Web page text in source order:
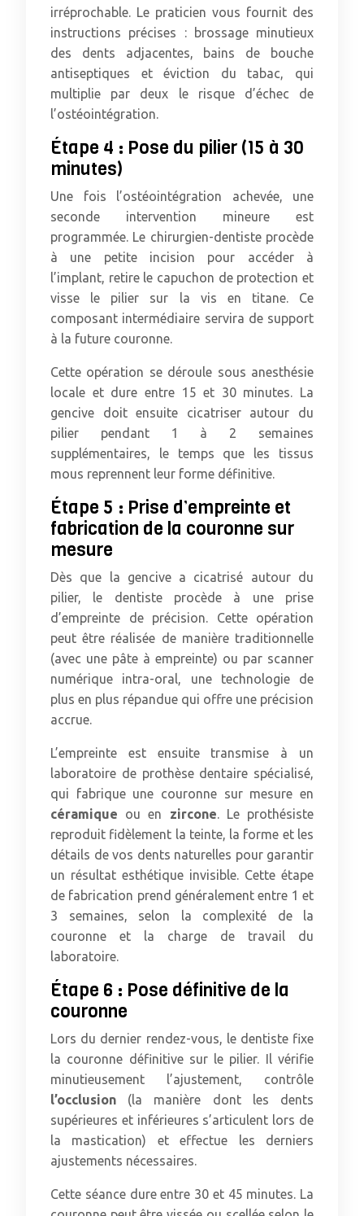
irréprochable. Le praticien vous fournit des
instructions précises : brossage minutieux
des dents adjacentes, bains de bouche
antiseptiques et éviction du tabac, qui
multiplie par deux le risque d’échec de
l’ostéointégration.
Étape 4 : Pose du pilier (15 à 30
minutes)
Une fois l’ostéointégration achevée, une
seconde intervention mineure est
programmée. Le chirurgien-dentiste procède
à une petite incision pour accéder à
l’implant, retire le capuchon de protection et
visse le pilier sur la vis en titane. Ce
composant intermédiaire servira de support
à la future couronne.
Cette opération se déroule sous anesthésie
locale et dure entre 15 et 30 minutes. La
gencive doit ensuite cicatriser autour du
pilier pendant 1 à 2 semaines
supplémentaires, le temps que les tissus
mous reprennent leur forme définitive.
Étape 5 : Prise d’empreinte et
fabrication de la couronne sur
mesure
Dès que la gencive a cicatrisé autour du
pilier, le dentiste procède à une prise
d’empreinte de précision. Cette opération
peut être réalisée de manière traditionnelle
(avec une pâte à empreinte) ou par scanner
numérique intra-oral, une technologie de
plus en plus répandue qui offre une précision
accrue.
L’empreinte est ensuite transmise à un
laboratoire de prothèse dentaire spécialisé,
qui fabrique une couronne sur mesure en
céramique ou en zircone. Le prothésiste
reproduit fidèlement la teinte, la forme et les
détails de vos dents naturelles pour garantir
un résultat esthétique invisible. Cette étape
de fabrication prend généralement entre 1 et
3 semaines, selon la complexité de la
couronne et la charge de travail du
laboratoire.
Étape 6 : Pose définitive de la
couronne
Lors du dernier rendez-vous, le dentiste fixe
la couronne définitive sur le pilier. Il vérifie
minutieusement l’ajustement, contrôle
l’occlusion (la manière dont les dents
supérieures et inférieures s’articulent lors de
la mastication) et effectue les derniers
ajustements nécessaires.
Cette séance dure entre 30 et 45 minutes. La